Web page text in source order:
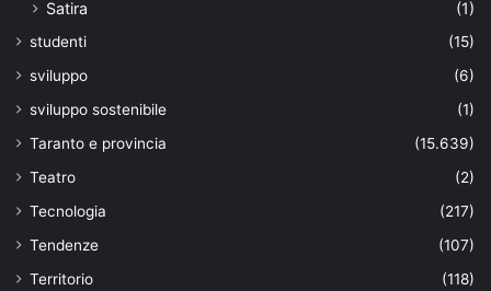
Satira (1)
studenti
(15)
sviluppo
(6)
sviluppo sostenibile
(1)
Taranto e provincia
(15.639)
Teatro
(2)
Tecnologia
(217)
Tendenze
(107)
Territorio
(118)